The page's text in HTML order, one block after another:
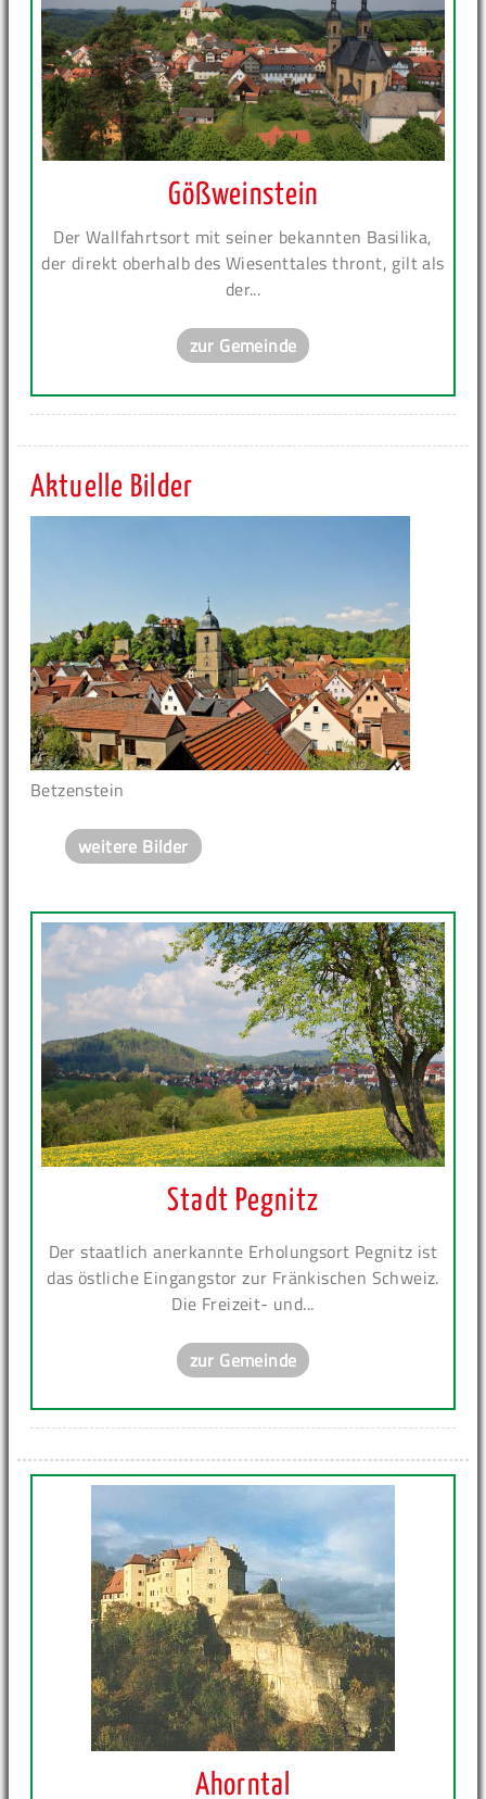
Gößweinstein
Der Wallfahrtsort mit seiner bekannten Basilika,
der direkt oberhalb des Wiesenttales thront, gilt als
der...
zur Gemeinde
Aktuelle Bilder
Betzenstein
weitere Bilder
Stadt Pegnitz
Der staatlich anerkannte Erholungsort Pegnitz ist
das östliche Eingangstor zur Fränkischen Schweiz.
Die Freizeit- und...
zur Gemeinde
Ahorntal